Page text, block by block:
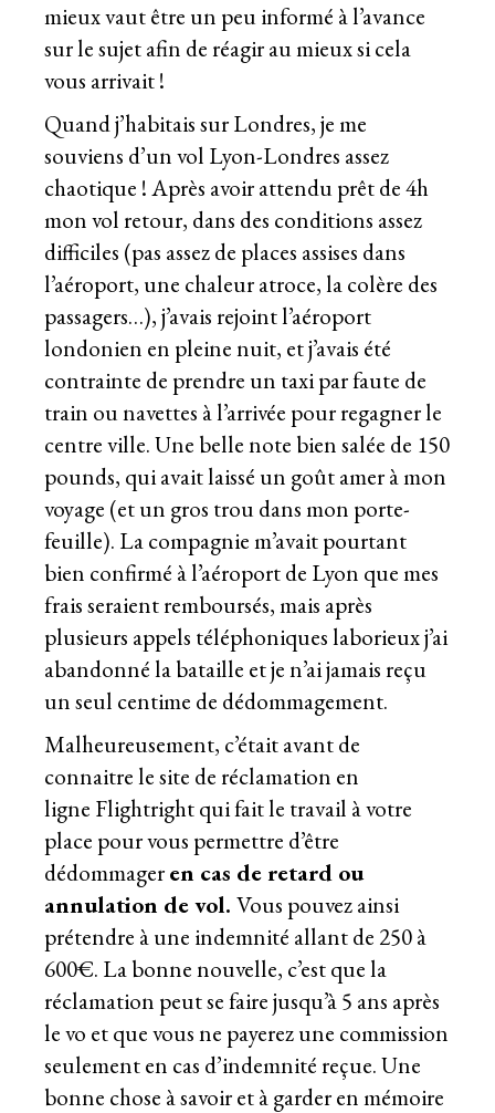
mieux vaut être un peu informé à l’avance
sur le sujet afin de réagir au mieux si cela
vous arrivait !
Quand j’habitais sur Londres, je me
souviens d’un vol Lyon-Londres assez
chaotique ! Après avoir attendu prêt de 4h
mon vol retour, dans des conditions assez
difficiles (pas assez de places assises dans
l’aéroport, une chaleur atroce, la colère des
passagers…), j’avais rejoint l’aéroport
londonien en pleine nuit, et j’avais été
contrainte de prendre un taxi par faute de
train ou navettes à l’arrivée pour regagner le
centre ville. Une belle note bien salée de 150
pounds, qui avait laissé un goût amer à mon
voyage (et un gros trou dans mon porte-
feuille). La compagnie m’avait pourtant
bien confirmé à l’aéroport de Lyon que mes
frais seraient remboursés, mais après
plusieurs appels téléphoniques laborieux j’ai
abandonné la bataille et je n’ai jamais reçu
un seul centime de dédommagement.
Malheureusement, c’était avant de
connaitre le site de réclamation en
ligne Flightrightqui fait le travail à votre
place pour vous permettre d’être
dédommageren cas de retard ou
annulation de vol.Vous pouvez ainsi
prétendre à une indemnité allant de 250 à
600€. La bonne nouvelle, c’est que la
réclamation peut se faire jusqu’à 5 ans après
le vo et que vous ne payerez une commission
seulement en cas d’indemnité reçue. Une
bonne chose à savoir et à garder en mémoire